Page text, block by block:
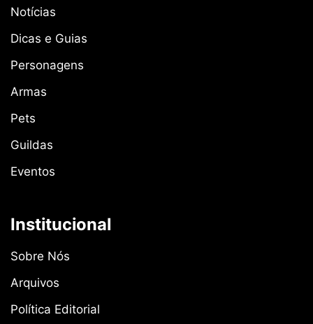
Notícias
Dicas e Guias
Personagens
Armas
Pets
Guildas
Eventos
Institucional
Sobre Nós
Arquivos
Política Editorial